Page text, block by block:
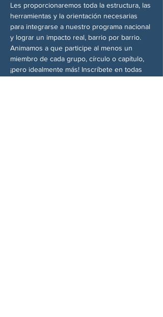
Les proporcionaremos toda la estructura, las
herramientas y la orientación necesarias
para integrarse a nuestro programa nacional
y lograr un impacto real, barrio por barrio.
Animamos a que participe al menos un
miembro de cada grupo, círculo o capítulo,
¡pero idealmente más! Inscríbete en todas